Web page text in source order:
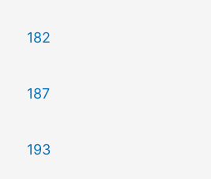
182
187
193